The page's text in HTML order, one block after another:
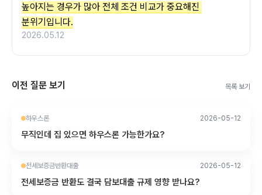
높아지는 경우가 많아 전체 조건 비교가 중요해진
분위기입니다.
2026.05.12
이전 질문 보기 목록 보기
하우스론 2026-05-12
무직인데 집 있으면 하우스론 가능한가요?
전세보증금반환대출 2026-05-12
전세보증금 반환도 결국 담보대출 규제 영향 받나요?